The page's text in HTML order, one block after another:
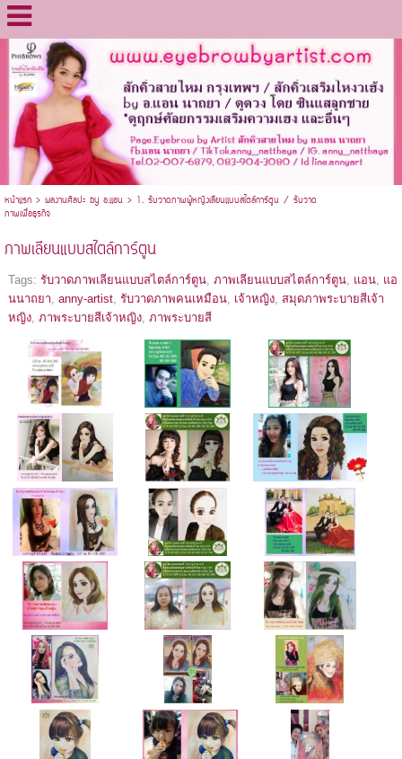
หน้าแรก> ผลงานศิลปะ by อ.แอน> 1. รับวาดภาพผู้หญิงเลียนแบบสไตล์การ์ตูน / รับวาด
ภาพเพื่อธุรกิจ
ภาพเลียนแบบสไตล์การ์ตูน
Tags: รับวาดภาพเลียนแบบสไตล์การ์ตูน, ภาพเลียนแบบสไตล์การ์ตูน, แอน, แอ
นนาถยา, anny-artist, รับวาดภาพคนเหมือน, เจ้าหญิง, สมุดภาพระบายสีเจ้า
หญิง, ภาพระบายสีเจ้าหญิง, ภาพระบายสี